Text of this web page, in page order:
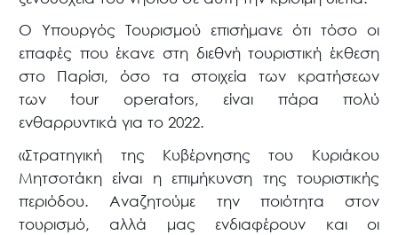
Ο Υπουργός Τουρισμού επισήμανε ότι τόσο οι
επαφές που έκανε στη διεθνή τουριστική έκθεση
στο Παρίσι, όσο τα στοιχεία των κρατήσεων
τωνtour operators, είναι πάρα πολύ
ενθαρρυντικά για το 2022.
«Στρατηγική της Κυβέρνησης του Κυριάκου
Μητσοτάκη είναι η επιμήκυνση της τουριστικής
περιόδου. Αναζητούμε την ποιότητα στον
τουρισμό, αλλά μας ενδιαφέρουν και οι